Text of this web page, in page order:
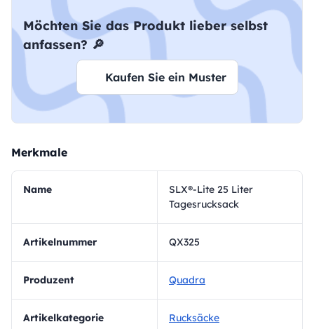
Möchten Sie das Produkt lieber selbst
anfassen? 🔎
Kaufen Sie ein Muster
Merkmale
Name
SLX®-Lite 25 Liter
Tagesrucksack
Artikelnummer QX325
Produzent Quadra
Artikelkategorie Rucksäcke